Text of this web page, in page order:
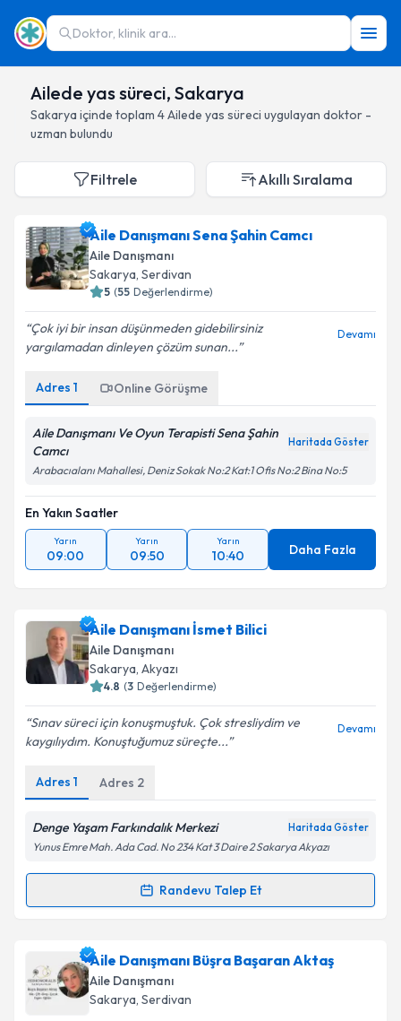
Doktor, klinik ara...
Ailede yas süreci, Sakarya
Sakarya içinde toplam 4Ailede yas süreci uygulayan doktor -
uzman bulundu
Filtrele Akıllı Sıralama
Aile Danışmanı Sena Şahin Camcı
Aile Danışmanı
Sakarya, Serdivan
5 (55 Değerlendirme)
Çok iyi bir insan düşünmeden gidebilirsiniz
yargılamadan dinleyen çözüm sunan...
Devamı
Adres 1 Online Görüşme
Aile Danışmanı Ve Oyun Terapisti Sena Şahin
Camcı
Haritada Göster
Arabacıalanı Mahallesi, Deniz Sokak No:2 Kat:1 Ofis No:2 Bina No:5
En Yakın Saatler
Yarın
09:00
Yarın
09:50
Yarın
10:40 Daha Fazla
Aile Danışmanı İsmet Bilici
Aile Danışmanı
Sakarya, Akyazı
4.8 (3 Değerlendirme)
Sınav süreci için konuşmuştuk. Çok stresliydim ve
kaygılıydım. Konuştuğumuz süreçte...
Devamı
Adres 1 Adres 2
Denge Yaşam Farkındalık Merkezi Haritada Göster
Yunus Emre Mah. Ada Cad. No 234 Kat 3 Daire 2 Sakarya Akyazı
Randevu Talep Et
Randevu Takvimi Talebi
Aile Danışmanı İsmet Biliciiçin randevu takvimi
talebi oluşturun. Size bu uzmandan randevu almanız
için bir takvim hazırlandığında e-posta ile
bilgilendireceğiz.
Aile Danışmanı Büşra Başaran Aktaş
Aile Danışmanı
Sakarya, Serdivan